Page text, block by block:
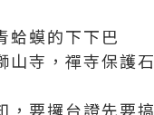
蛤蟆的下下巴
山寺，禪寺保護石
，要攞台證先要搞